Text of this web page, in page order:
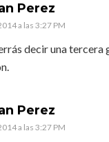
Perez
a las 3:27 PM
decir una tercera
Perez
a las 3:27 PM